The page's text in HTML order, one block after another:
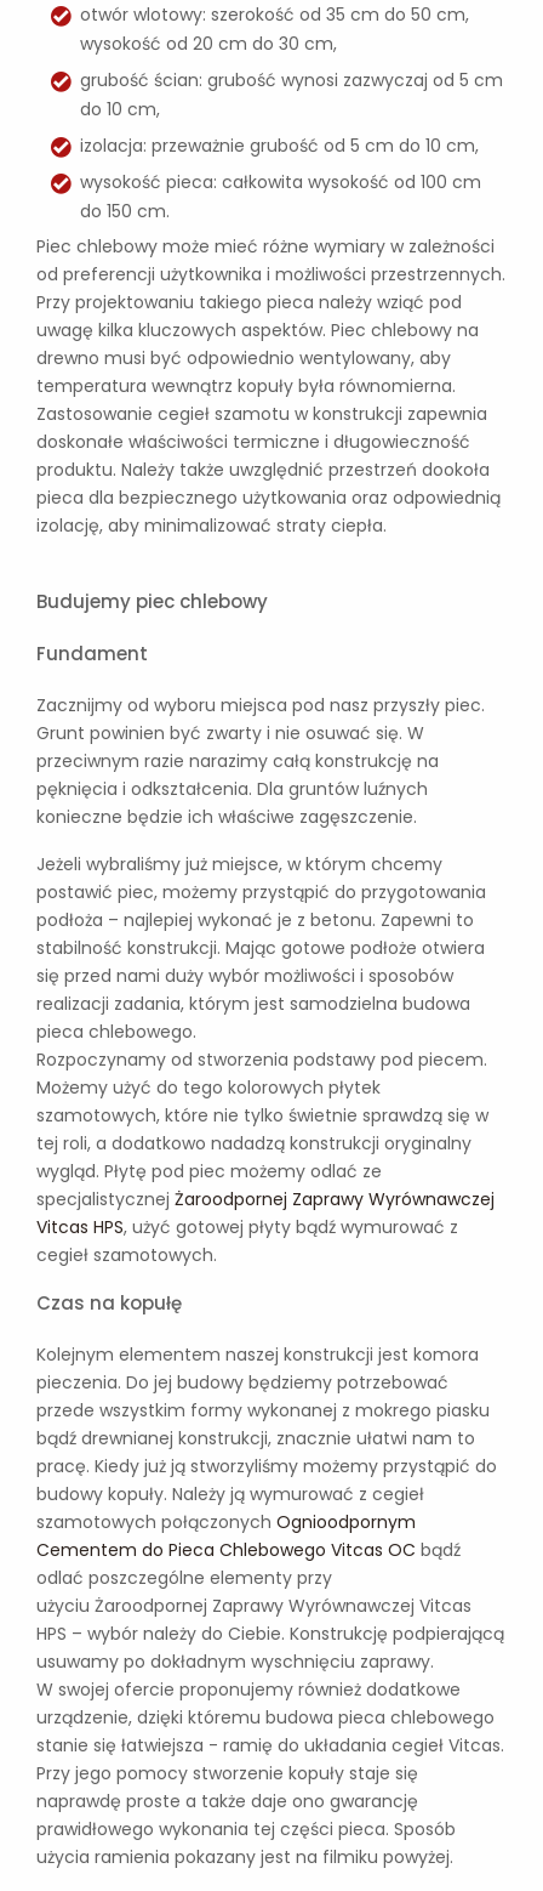
otwór wlotowy: szerokość od 35 cm do 50 cm,
wysokość od 20 cm do 30 cm,
grubość ścian: grubość wynosi zazwyczaj od 5 cm
do 10 cm,
izolacja: przeważnie grubość od 5 cm do 10 cm,
wysokość pieca: całkowita wysokość od 100 cm
do 150 cm.
Piec chlebowy może mieć różne wymiary w zależności
od preferencji użytkownika i możliwości przestrzennych.
Przy projektowaniu takiego pieca należy wziąć pod
uwagę kilka kluczowych aspektów. Piec chlebowy na
drewno musi być odpowiednio wentylowany, aby
temperatura wewnątrz kopuły była równomierna.
Zastosowanie cegieł szamotu w konstrukcji zapewnia
doskonałe właściwości termiczne i długowieczność
produktu. Należy także uwzględnić przestrzeń dookoła
pieca dla bezpiecznego użytkowania oraz odpowiednią
izolację, aby minimalizować straty ciepła.
Budujemy piec chlebowy
Fundament
Zacznijmy od wyboru miejsca pod nasz przyszły piec.
Grunt powinien być zwarty i nie osuwać się. W
przeciwnym razie narazimy całą konstrukcję na
pęknięcia i odkształcenia. Dla gruntów luźnych
konieczne będzie ich właściwe zagęszczenie.
Jeżeli wybraliśmy już miejsce, w którym chcemy
postawić piec, możemy przystąpić do przygotowania
podłoża – najlepiej wykonać je z betonu. Zapewni to
stabilność konstrukcji. Mając gotowe podłoże otwiera
się przed nami duży wybór możliwości i sposobów
realizacji zadania, którym jest samodzielna budowa
pieca chlebowego.
Rozpoczynamy od stworzenia podstawy pod piecem.
Możemy użyć do tego kolorowych płytek
szamotowych, które nie tylko świetnie sprawdzą się w
tej roli, a dodatkowo nadadzą konstrukcji oryginalny
wygląd. Płytę pod piec możemy odlać ze
specjalistycznej Żaroodpornej Zaprawy Wyrównawczej
Vitcas HPS, użyć gotowej płyty bądź wymurować z
cegieł szamotowych.
Czas na kopułę
Kolejnym elementem naszej konstrukcji jest komora
pieczenia. Do jej budowy będziemy potrzebować
przede wszystkim formy wykonanej z mokrego piasku
bądź drewnianej konstrukcji, znacznie ułatwi nam to
pracę. Kiedy już ją stworzyliśmy możemy przystąpić do
budowy kopuły. Należy ją wymurować z cegieł
szamotowych połączonych Ognioodpornym
Cementem do Pieca Chlebowego Vitcas OC bądź
odlać poszczególne elementy przy
użyciu Żaroodpornej Zaprawy Wyrównawczej Vitcas
HPS – wybór należy do Ciebie. Konstrukcję podpierającą
usuwamy po dokładnym wyschnięciu zaprawy.
W swojej ofercie proponujemy również dodatkowe
urządzenie, dzięki któremu budowa pieca chlebowego
stanie się łatwiejsza - ramię do układania cegieł Vitcas.
Przy jego pomocy stworzenie kopuły staje się
naprawdę proste a także daje ono gwarancję
prawidłowego wykonania tej części pieca. Sposób
użycia ramienia pokazany jest na filmiku powyżej.